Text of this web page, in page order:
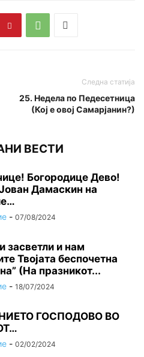
Следна статија
25. Недела по Педесетница
(Кој e овој Самарјанин?)
ВЕСТИ
Богородице Дево!
Дамаскин на
- 07/08/2024
засветли и нам
Твојата беспочетна
(На празникот...
- 18/07/2024
ГОСПОДОВО ВО
- 02/02/2024